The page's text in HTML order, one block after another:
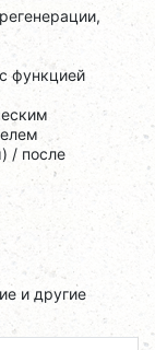
функцией
/ после
и другие